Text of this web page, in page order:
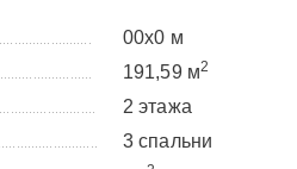
00x0 м
191,59 м2
2 этажа
3 спальни